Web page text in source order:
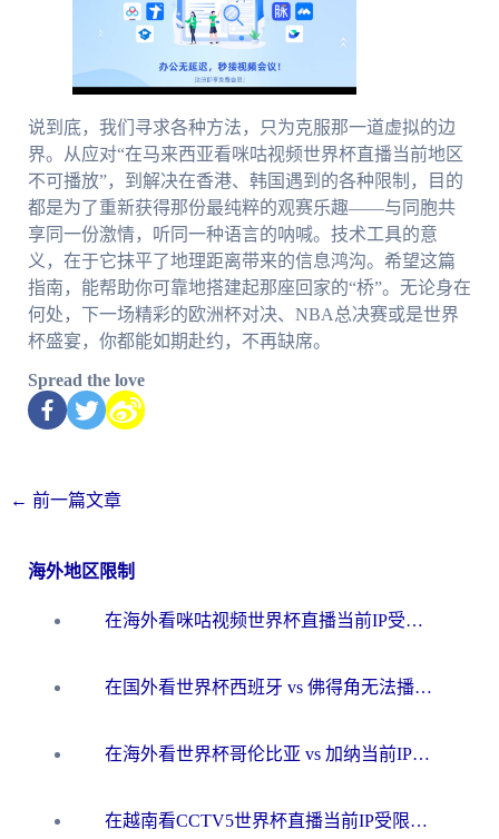
说到底，我们寻求各种方法，只为克服那一道虚拟的边
界。从应对“在马来西亚看咪咕视频世界杯直播当前地区
不可播放”，到解决在香港、韩国遇到的各种限制，目的
都是为了重新获得那份最纯粹的观赛乐趣——与同胞共
享同一份激情，听同一种语言的呐喊。技术工具的意
义，在于它抹平了地理距离带来的信息鸿沟。希望这篇
指南，能帮助你可靠地搭建起那座回家的“桥”。无论身在
何处，下一场精彩的欧洲杯对决、NBA总决赛或是世界
杯盛宴，你都能如期赴约，不再缺席。
Spread the love
← 前一篇文章
海外地区限制
在海外看咪咕视频世界杯直播当前IP受限制？这篇指南帮你搞定所有体育赛事观看难题
在国外看世界杯西班牙 vs 佛得角无法播放？这篇指南帮你解锁所有中文体育直播
在海外看世界杯哥伦比亚 vs 加纳当前IP受限制？这篇指南帮你流畅看中文解说赛事
在越南看CCTV5世界杯直播当前IP受限制？海外党体育观赛终极指南来了